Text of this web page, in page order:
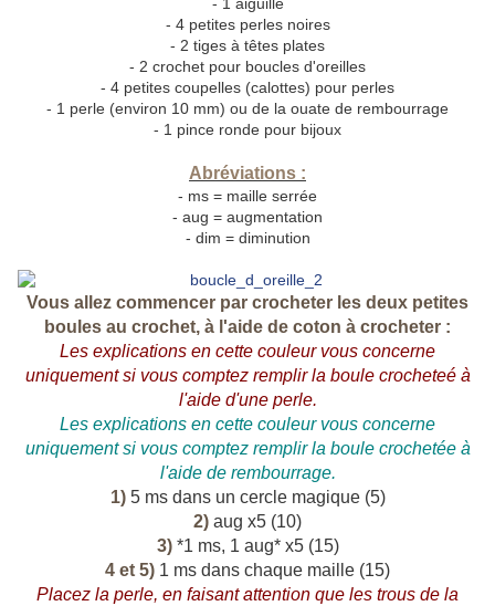
- 4 petites perles noires
- 2 tiges à têtes plates
- 2 crochet pour boucles d'oreilles
- 4 petites coupelles (calottes) pour perles
- 1 perle (environ 10 mm) ou de la ouate de rembourrage
- 1 pince ronde pour bijoux
Abréviations :
- ms = maille serrée
- aug = augmentation
- dim = diminution
Vous allez commencer par crocheter les deux petites
boules au crochet, à l'aide de coton à crocheter :
Les explications en cette couleur vous concerne
uniquement si vous comptez remplir la boule crocheteé à
l'aide d'une perle.
Les explications en cette couleur vous concerne
uniquement si vous comptez remplir la boule crochetée à
l'aide de rembourrage.
1)5 ms dans un cercle magique (5)
2) aug x5 (10)
3)*1 ms, 1 aug* x5 (15)
4 et 5) 1 ms dans chaque maille (15)
Placez la perle, en faisant attention que les trous de la